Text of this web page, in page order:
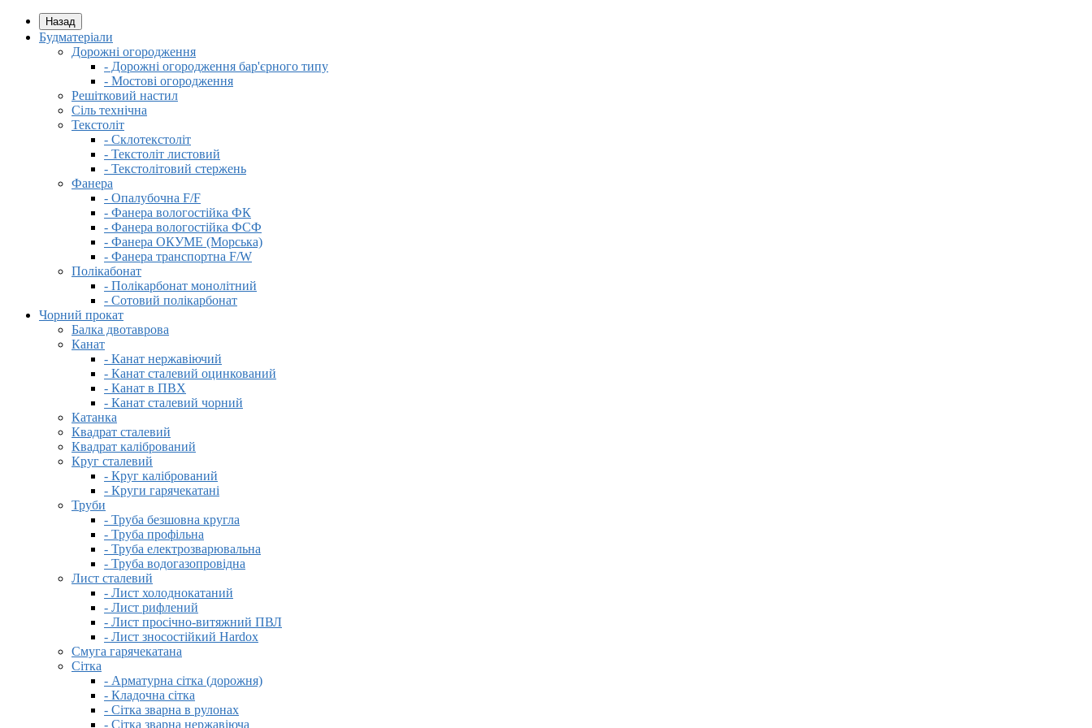
Назад
Будматеріали
Дорожні огородження
- Дорожні огородження бар'єрного типу
- Мостові огородження
Решітковий настил
Сіль технічна
Текстоліт
- Склотекстоліт
- Текстоліт листовий
- Текстолітовий стержень
Фанера
- Опалубочна F/F
- Фанера вологостійка ФК
- Фанера вологостійка ФСФ
- Фанера ОКУМЕ (Морська)
- Фанера транспортна F/W
Полікабонат
- Полікарбонат монолітний
- Сотовий полікарбонат
Чорний прокат
Балка двотаврова
Канат
- Канат нержавіючий
- Канат сталевий оцинкований
- Канат в ПВХ
- Канат сталевий чорний
Катанка
Квадрат сталевий
Квадрат калібрований
Круг сталевий
- Круг калібрований
- Круги гарячекатані
Труби
- Труба безшовна кругла
- Труба профільна
- Труба електрозварювальна
- Труба водогазопровідна
Лист сталевий
- Лист холоднокатаний
- Лист рифлений
- Лист просічно-витяжний ПВЛ
- Лист зносостійкий Hardox
Смуга гарячекатана
Сітка
- Арматурна сітка (дорожня)
- Кладочна сітка
- Сітка зварна в рулонах
- Сітка зварна нержавіюча